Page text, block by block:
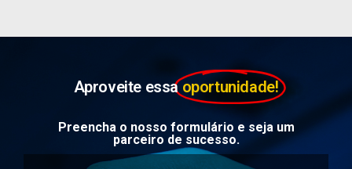
Aproveite essa oportunidade!
Preencha o nosso formulário e seja um
parceiro de sucesso.